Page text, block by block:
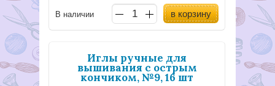
В наличии в корзину
Иглы ручные для
вышивания с острым
кончиком, №9, 16 шт